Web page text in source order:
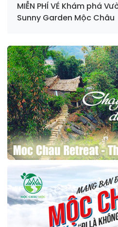
MIỄN PHÍ VÉ Khám phá
Sunny Garden Mộc Châu